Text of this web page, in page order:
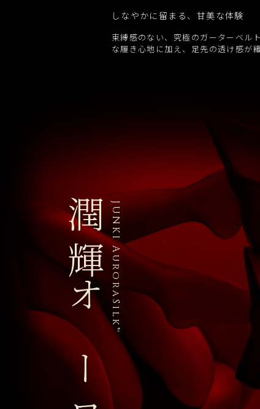
しなやかに留まる、甘美な体験
束縛感のない、究極のガーターベル
な履き心地に加え、足先の透け感が
JUNKI AuroraSilk™